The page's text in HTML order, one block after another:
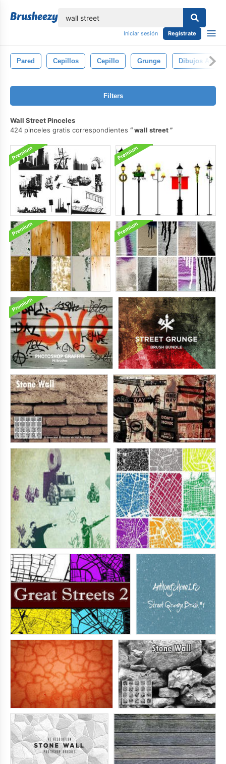
Iniciar sesión Regístrate
Pared Cepillos Cepillo Grunge Dibujos
Filters
Wall Street Pinceles
424 pinceles gratis correspondientes
wall street